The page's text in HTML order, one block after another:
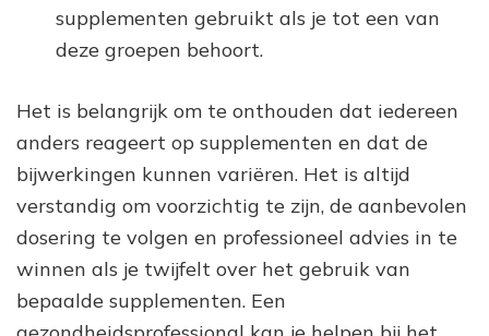
supplementen gebruikt als je tot een van
deze groepen behoort.
Het is belangrijk om te onthouden dat iedereen
anders reageert op supplementen en dat de
bijwerkingen kunnen variëren. Het is altijd
verstandig om voorzichtig te zijn, de aanbevolen
dosering te volgen en professioneel advies in te
winnen als je twijfelt over het gebruik van
bepaalde supplementen. Een